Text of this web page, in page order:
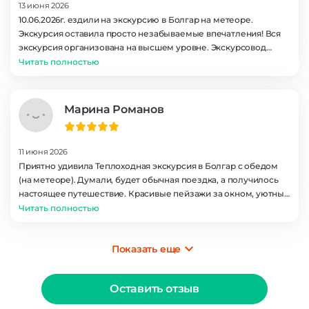
13 июня 2026
10.06.2026г. ездили на экскурсию в Болгар на метеоре.
Экскурсия оставила просто незабываемые впечатления! Вся
экскурсия организована на высшем уровне. Экскурсовод
Резеда- великолепное изложение информации и объем
много новостроя. Экскурсия очень насыщенная, отдохнуть
получится только в метеоре на обратном пути, так как по
дороге в Болгар экскурсовод уже начинает рассказ, и это
Читать полностью
Марина Романов
11 июня 2026
Приятно удивила Теплоходная экскурсия в Болгар с обедом
(на метеоре). Думали, будет обычная поездка, а получилось
настоящее путешествие. Красивые пейзажи за окном, уютный
салон теплохода, вежливый персонал. Обязательно приедем
Читать полностью
Показать еще
Оставить отзыв